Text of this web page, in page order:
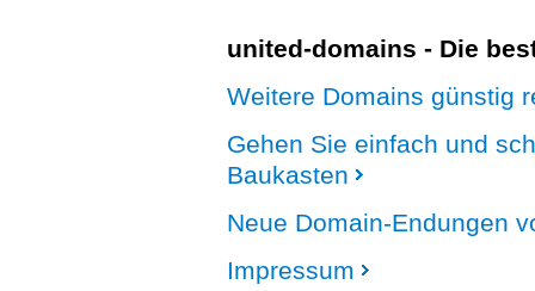
united-domains - Die
Weitere Domains günstig
Gehen Sie einfach und
Baukasten
Neue Domain-Endungen
Impressum